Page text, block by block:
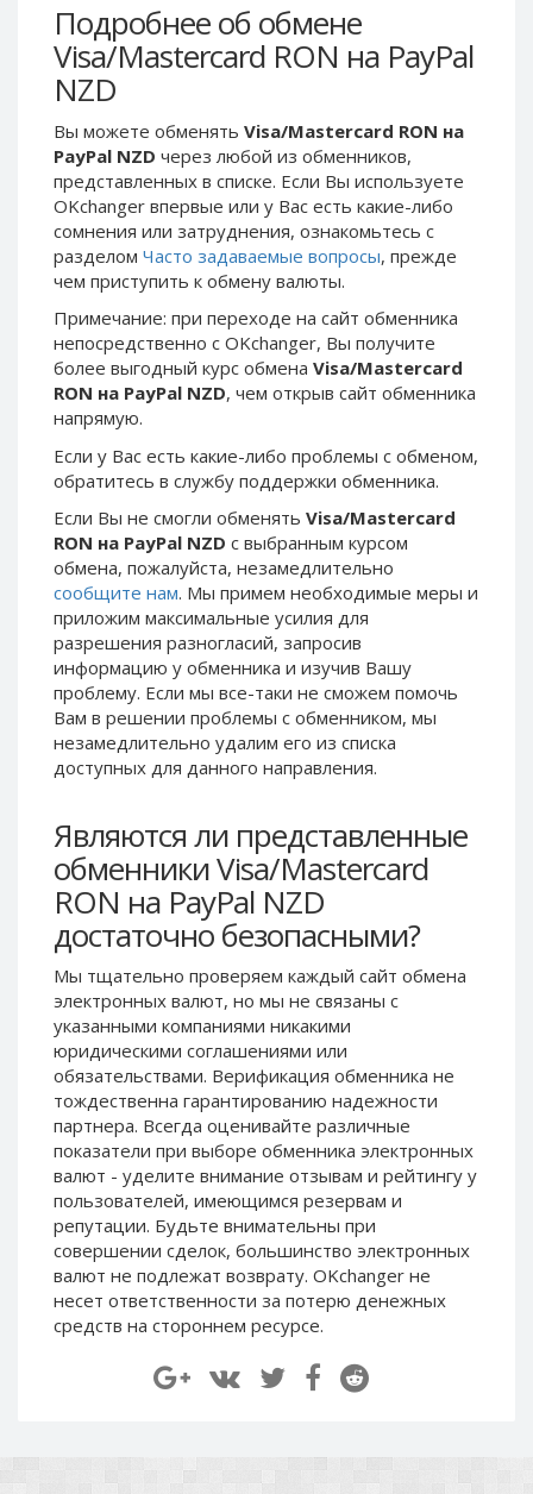
Подробнее об обмене
Visa/Mastercard RON на PayPal
NZD
Вы можете обменять Visa/Mastercard RON на
PayPal NZD через любой из обменников,
представленных в списке. Если Вы используете
OKchanger впервые или у Вас есть какие-либо
сомнения или затруднения, ознакомьтесь с
разделом Часто задаваемые вопросы, прежде
чем приступить к обмену валюты.
Примечание: при переходе на сайт обменника
непосредственно c OKchanger, Вы получите
более выгодный курс обмена Visa/Mastercard
RON на PayPal NZD, чем открыв сайт обменника
напрямую.
Если у Вас есть какие-либо проблемы с обменом,
обратитесь в службу поддержки обменника.
Если Вы не смогли обменять Visa/Mastercard
RON на PayPal NZD с выбранным курсом
обмена, пожалуйста, незамедлительно
сообщите нам. Мы примем необходимые меры и
приложим максимальные усилия для
разрешения разногласий, запросив
информацию у обменника и изучив Вашу
проблему. Если мы все-таки не сможем помочь
Вам в решении проблемы c обменником, мы
незамедлительно удалим его из списка
доступных для данного направления.
Являются ли представленные
обменники Visa/Mastercard
RON на PayPal NZD
достаточно безопасными?
Мы тщательно проверяем каждый сайт обмена
электронных валют, но мы не связаны c
указанными компаниями никакими
юридическими соглашениями или
обязательствами. Верификация обменника не
тождественна гарантированию надежности
партнера. Всегда оценивайте различные
показатели при выборе обменника электронных
валют - уделите внимание отзывам и рейтингу у
пользователей, имеющимся резервам и
репутации. Будьте внимательны при
совершении сделок, большинство электронных
валют не подлежат возврату. OKchanger не
несет ответственности за потерю денежных
средств на стороннем ресурсе.
Skril EUR
Skril INR
Skril PLN
Skril GBP
Skril AUD
Skril NOK
Skril SEK
Paxum USD
Paxum EUR
Epay USD
Epay EUR
Phone Balance RUB
Phone Balance UAH
Phone Balance AMD
Neteller USD
Neteller EUR
Neteller INR
Neteller PLN
Neteller GBP
Neteller NOK
Neteller SEK
PaySera USD
PaySera PLN
AliPay CNY
UnionPay CNY
Paymer USD
Paymer RUB
Paymer UAH
Capitalist USD
Capitalist RUB
Capitalist EUR
Payoneer USD
Payoneer EUR
Revolut Binance USD
(BUSD)
Revolut USD
Global24 UAH
Skril EUR
Skril INR
Skril GBP
Skril AUD
Skril NOK
Skril SEK
Paxum USD
Paxum EUR
Epay USD
Epay EUR
Phone Balance UAH
Phone Balance AMD
Neteller USD
Neteller EUR
Neteller INR
Neteller PLN
Neteller GBP
Neteller NOK
Neteller SEK
PaySera USD
PaySera PLN
AliPay CNY
UnionPay CNY
Paymer USD
Paymer RUB
Capitalist USD
Capitalist RUB
Capitalist EUR
Payoneer USD
Payoneer EUR
Revolut Binance USD
(BUSD)
Revolut USD
Revolut EUR
Piastrix EUR